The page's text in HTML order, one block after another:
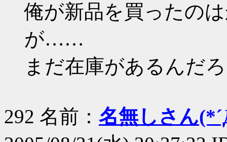
俺が新品を買ったの
が……
まだ在庫があるんだ
292 名前： 名無しさん